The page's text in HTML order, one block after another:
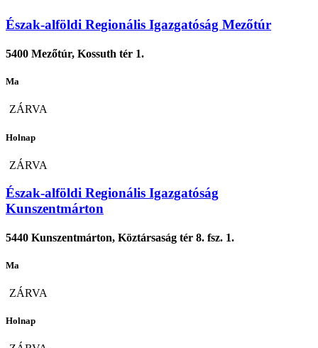
Észak-alföldi Regionális Igazgatóság Mezőtúr
5400 Mezőtúr, Kossuth tér 1.
Ma
ZÁRVA
Holnap
ZÁRVA
Észak-alföldi Regionális Igazgatóság
Kunszentmárton
5440 Kunszentmárton, Köztársaság tér 8. fsz. 1.
Ma
ZÁRVA
Holnap